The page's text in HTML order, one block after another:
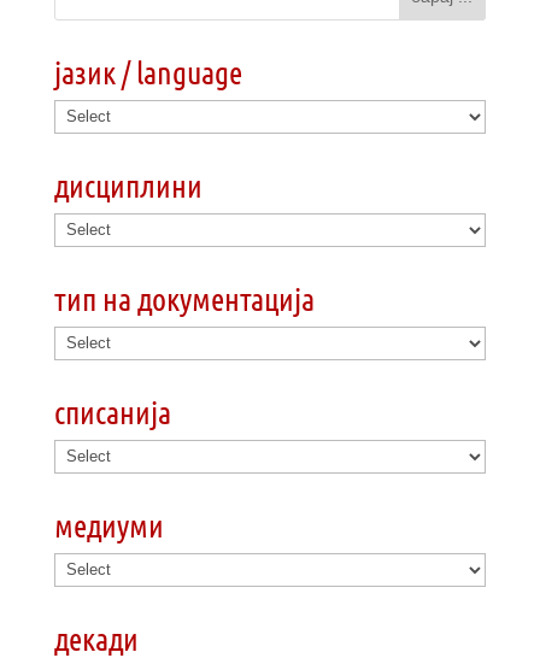
јазик / language
дисциплини
тип на документација
списанија
медиуми
декади